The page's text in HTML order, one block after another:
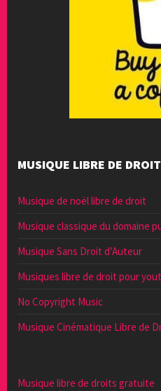
MUSIQUE LIBRE DE DROIT
Musique de noël libre de droit
Musique classique du domaine
Musique Sans Droit d’Auteur
Musiques libre de droit pour
No Copyright Music
Musique Cinématique Libre de
Musique libre de droits gratuite